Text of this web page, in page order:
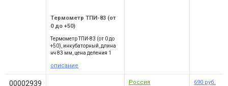
Термометр ТПИ-83 (от
0 до +50)
Термометр ТПИ-83 (от 0 до
+50), инкубаторный, длина
нч 83 мм, цена деления 1
описание
00002939 Россия 690 руб.